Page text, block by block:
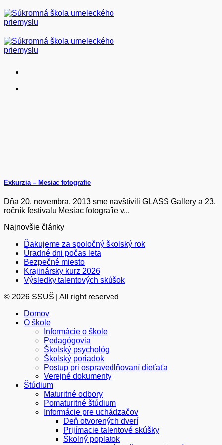
Skip
to
content
Exkurzia – Mesiac fotografie
Dňa 20. novembra. 2013 sme navštívili GLASS Gallery a 23.
ročník festivalu Mesiac fotografie v...
Najnovšie články
Ďakujeme za spoločný školský rok
Úradné dni počas leta
Bezpečné miesto
Krajinársky kurz 2026
Výsledky talentových skúšok
© 2026 SSUŠ | All right reserved
Domov
O škole
Informácie o škole
Pedagógovia
Školský psychológ
Školský poriadok
Postup pri ospravedlňovaní dieťaťa
Verejné dokumenty
Štúdium
Maturitné odbory
Pomaturitné štúdium
Informácie pre uchádzačov
Deň otvorených dverí
Prijímacie talentové skúšky
Školný poplatok